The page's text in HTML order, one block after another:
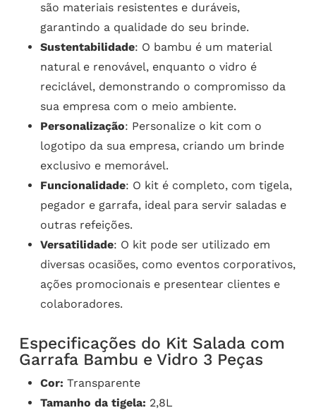
são materiais resistentes e duráveis,
garantindo a qualidade do seu brinde.
Sustentabilidade: O bambu é um material
natural e renovável, enquanto o vidro é
reciclável, demonstrando o compromisso da
sua empresa com o meio ambiente.
Personalização: Personalize o kit com o
logotipo da sua empresa, criando um brinde
exclusivo e memorável.
Funcionalidade: O kit é completo, com tigela,
pegador e garrafa, ideal para servir saladas e
outras refeições.
Versatilidade: O kit pode ser utilizado em
diversas ocasiões, como eventos corporativos,
ações promocionais e presentear clientes e
colaboradores.
Especificações do Kit Salada com
Garrafa Bambu e Vidro 3 Peças
Cor: Transparente
Tamanho da tigela: 2,8L